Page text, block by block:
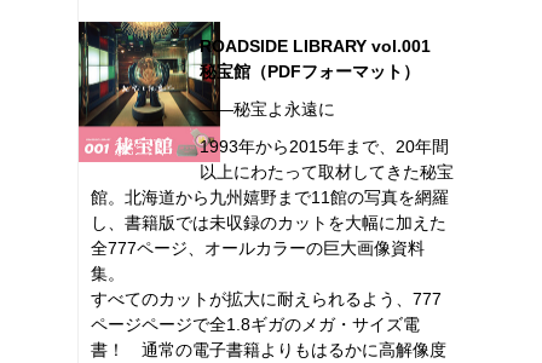
ROADSIDE LIBRARY vol.001
秘宝館（PDFフォーマット）
――秘宝よ永遠に
1993年から2015年まで、20年間
以上にわたって取材してきた秘宝
館。北海道から九州嬉野まで11館の写真を網羅
し、書籍版では未収録のカットを大幅に加えた
全777ページ、オールカラーの巨大画像資料
集。
すべてのカットが拡大に耐えられるよう、777
ページページで全1.8ギガのメガ・サイズ電
書！ 通常の電子書籍よりもはるかに高解像度